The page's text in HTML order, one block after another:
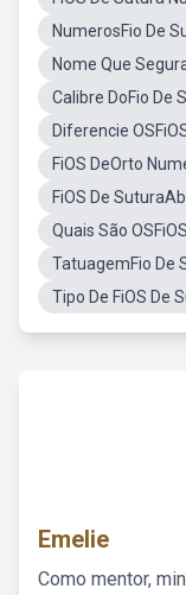
NumerosFio De
Nome Que
Calibre DoFio De
Diferencie
FiOS DeOrto
FiOS De
Quais São
TatuagemFio De
Tipo De FiOS De
Emelie
Como mentor,